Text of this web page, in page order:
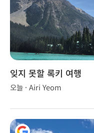
잊지 못할 록키 여행
오늘 · Airi Yeom